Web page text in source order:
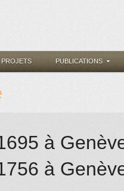
PROJETS PUBLICATIONS
à
à